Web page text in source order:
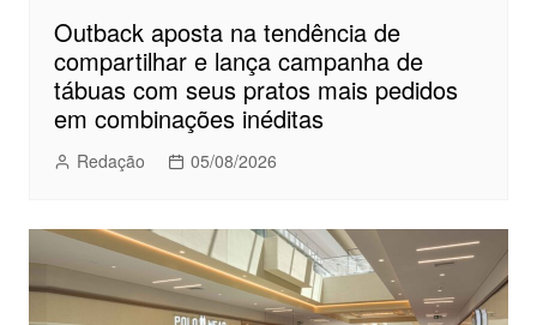
Outback aposta na tendência de
compartilhar e lança campanha de
tábuas com seus pratos mais pedidos
em combinações inéditas
Redação 05/08/2026